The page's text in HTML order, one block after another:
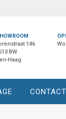
146
BW
Haag
CONTACT